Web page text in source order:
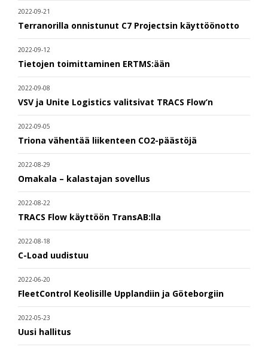
2022-09-21
Terranorilla onnistunut C7 Projectsin käyttöönotto
2022-09-12
Tietojen toimittaminen ERTMS:ään
2022-09-08
VSV ja Unite Logistics valitsivat TRACS Flow’n
2022-09-05
Triona vähentää liikenteen CO2-päästöjä
2022-08-29
Omakala – kalastajan sovellus
2022-08-22
TRACS Flow käyttöön TransAB:lla
2022-08-18
C-Load uudistuu
2022-06-20
FleetControl Keolisille Upplandiin ja Göteborgiin
2022-05-23
Uusi hallitus